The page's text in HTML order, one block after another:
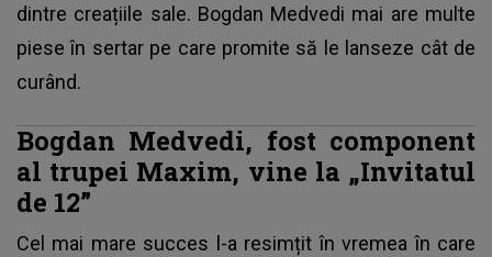
dintre creațiile sale. Bogdan Medvedi mai are multe
piese în sertar pe care promite să le lanseze cât de
curând.
Bogdan Medvedi, fost component
al trupei Maxim, vine la „Invitatul
de 12”
Cel mai mare succes l-a resimțit în vremea în care